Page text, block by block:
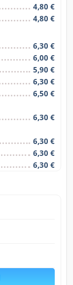
4,80 €
4,80 €
6,30 €
6,00 €
5,90 €
6,30 €
6,50 €
6,30 €
6,30 €
6,30 €
6,30 €